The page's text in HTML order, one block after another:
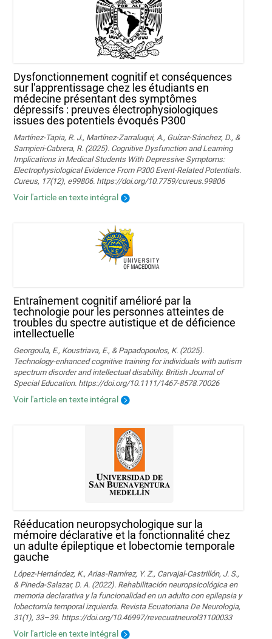
Dysfonctionnement cognitif et conséquences
sur l'apprentissage chez les étudiants en
médecine présentant des symptômes
dépressifs : preuves électrophysiologiques
issues des potentiels évoqués P300
Martínez-Tapia, R. J., Martínez-Zarraluqui, A., Guízar-Sánchez, D., &
Sampieri-Cabrera, R. (2025). Cognitive Dysfunction and Learning
Implications in Medical Students With Depressive Symptoms:
Electrophysiological Evidence From P300 Event-Related Potentials.
Cureus, 17(12), e99806. https://doi.org/10.7759/cureus.99806
Voir l'article en texte intégral
Entraînement cognitif amélioré par la
technologie pour les personnes atteintes de
troubles du spectre autistique et de déficience
intellectuelle
Georgoula, E., Koustriava, E., & Papadopoulos, K. (2025).
Technology‐enhanced cognitive training for individuals with autism
spectrum disorder and intellectual disability. British Journal of
Special Education. https://doi.org/10.1111/1467-8578.70026
Voir l'article en texte intégral
Rééducation neuropsychologique sur la
mémoire déclarative et la fonctionnalité chez
un adulte épileptique et lobectomie temporale
gauche
López-Hernández, K., Arias-Ramírez, Y. Z., Carvajal-Castrillón, J. S.,
& Pineda-Salazar, D. A. (2022). Rehabilitación neuropsicológica en
memoria declarativa y la funcionalidad en un adulto con epilepsia y
lobectomía temporal izquierda. Revista Ecuatoriana De Neurologia,
31(1), 33–39. https://doi.org/10.46997/revecuatneurol31100033
Voir l'article en texte intégral